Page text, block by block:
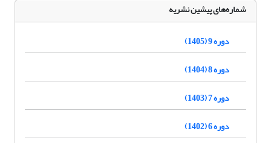
شماره‌های پیشین نشریه
دوره 9 (1405)
دوره 8 (1404)
دوره 7 (1403)
دوره 6 (1402)